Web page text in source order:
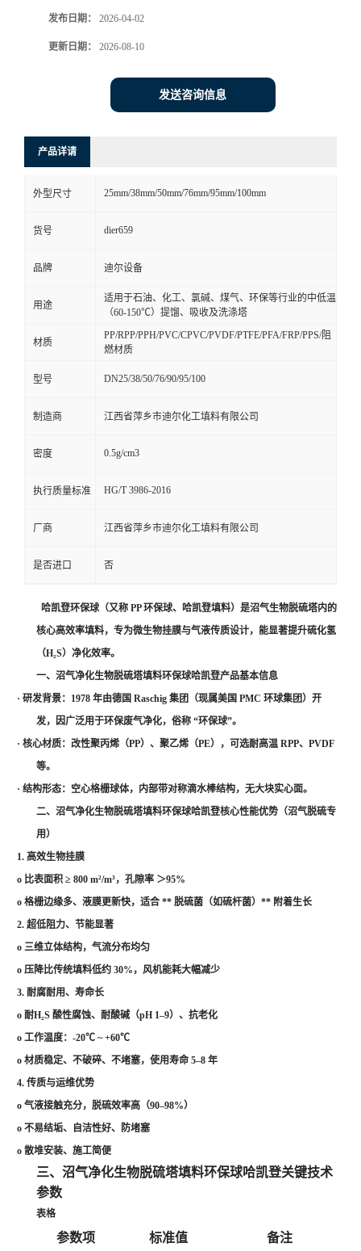
发布日期： 2026-04-02
更新日期： 2026-08-10
发送咨询信息
产品详请
外型尺寸 25mm/38mm/50mm/76mm/95mm/100mm
货号 dier659
品牌 迪尔设备
用途
适用于石油、化工、氯碱、煤气、环保等行业的中低温
（60-150℃）提馏、吸收及洗涤塔
材质
PP/RPP/PPH/PVC/CPVC/PVDF/PTFE/PFA/FRP/PPS/阻
燃材质
型号 DN25/38/50/76/90/95/100
制造商 江西省萍乡市迪尔化工填料有限公司
密度 0.5g/cm3
执行质量标准 HG/T 3986-2016
厂商 江西省萍乡市迪尔化工填料有限公司
是否进口 否
哈凯登环保球 （又称 PP 环保球、哈凯登填料）是沼气生物脱硫塔内的
核心高效率填料，专为微生物挂膜与气液传质设计，能显著提升硫化氢
（H₂S）净化效率。
一、沼气净化生物脱硫塔填料环保球哈凯登产品基本信息
· 研发背景： 1978 年由德国 Raschig 集团（现属美国 PMC 环球集团）开
发，因广泛用于环保废气净化，俗称 “环保球”。
· 核心材质： 改性聚丙烯（PP） 、聚乙烯（PE），可选耐高温 RPP、 PVDF
等。
· 结构形态：空心格栅球体，内部带对称滴水棒结构，无大块实心面。
二、沼气净化生物脱硫塔填料环保球哈凯登核心性能优势（沼气脱硫专
用）
1. 高效生物挂膜
o 比表面积 ≥ 800 m²/m³， 孔隙率 ＞95%
o 格栅边缘多、液膜更新快，适合 ** 脱硫菌（如硫杆菌） ** 附着生长
2. 超低阻力、节能显著
o 三维立体结构，气流分布均匀
o 压降比传统填料低约 30% ，风机能耗大幅减少
3. 耐腐耐用、寿命长
o 耐H₂S 酸性腐蚀、耐酸碱（pH 1–9）、抗老化
o 工作温度： -20℃ ~ +60℃
o 材质稳定、不破碎、不堵塞， 使用寿命 5–8 年
4. 传质与运维优势
o 气液接触充分， 脱硫效率高（90–98%）
o 不易结垢、自洁性好、
防堵塞
o 散堆安装、施工简便
三、 沼气净化生物脱硫塔填料环保球哈凯登关键技术
参数
表格
参数项 标准值 备注